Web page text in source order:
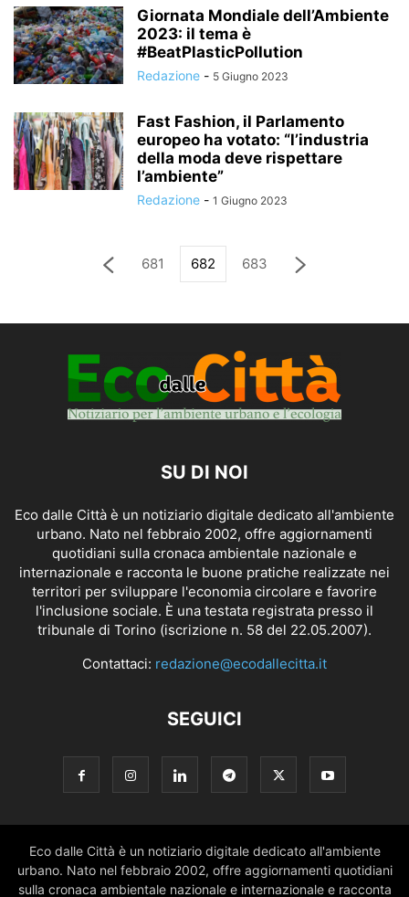
Giornata Mondiale dell’Ambiente
2023: il tema è
#BeatPlasticPollution
Redazione - 5 Giugno 2023
Fast Fashion, il Parlamento
europeo ha votato: “l’industria
della moda deve rispettare
l’ambiente”
Redazione - 1 Giugno 2023
681 682 683
SU DI NOI
Eco dalle Città è un notiziario digitale dedicato all'ambiente
urbano. Nato nel febbraio 2002, offre aggiornamenti
quotidiani sulla cronaca ambientale nazionale e
internazionale e racconta le buone pratiche realizzate nei
territori per sviluppare l'economia circolare e favorire
l'inclusione sociale. È una testata registrata presso il
tribunale di Torino (iscrizione n. 58 del 22.05.2007).
Contattaci: redazione@ecodallecitta.it
SEGUICI
Eco dalle Città è un notiziario digitale dedicato all'ambiente
urbano. Nato nel febbraio 2002, offre aggiornamenti quotidiani
sulla cronaca ambientale nazionale e internazionale e racconta